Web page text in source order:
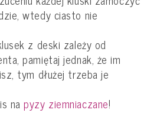
wtedy ciasto nie
z deski zależy od
pamiętaj jednak, że im
tym dłużej trzeba je
napyzy ziemniaczane!